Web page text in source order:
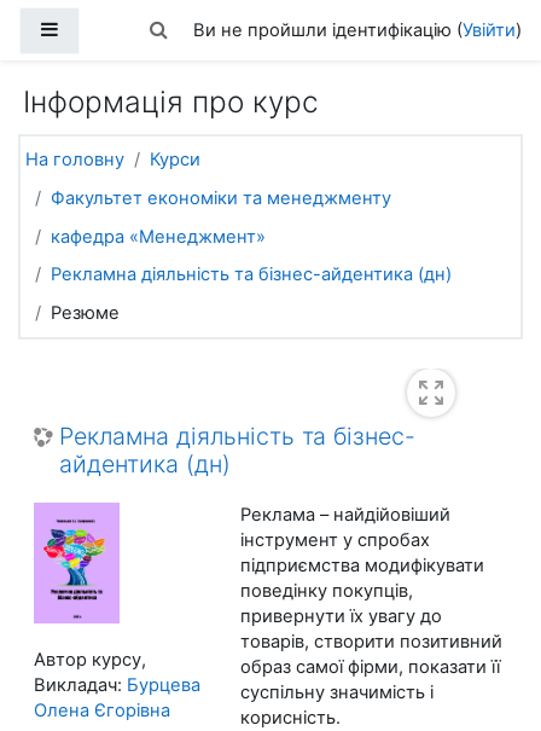
Бокова панельПереключити введення пошуку
Ви не пройшли ідентифікацію (Увійти)
Інформація про курс
На головну
Курси
Факультет економіки та менеджменту
кафедра «Менеджмент»
Рекламна діяльність та бізнес-айдентика (дн)
Резюме
Рекламна діяльність та бізнес-
айдентика (дн)
Реклама – найдійовіший
інструмент у спробах
підприємства модифікувати
поведінку покупців,
привернути їх увагу до
товарів, створити позитивний
образ самої фірми, показати її
суспільну значимість і
корисність.
Автор курсу,
Викладач: Бурцева
Олена Єгорівна